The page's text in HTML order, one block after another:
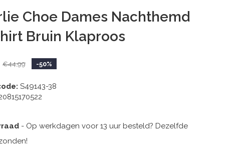
Choe Dames Nachthemd
Bruin Klaproos
€44,99 -50%
S49143-38
- Op werkdagen voor 13 uur besteld? Dezelfde